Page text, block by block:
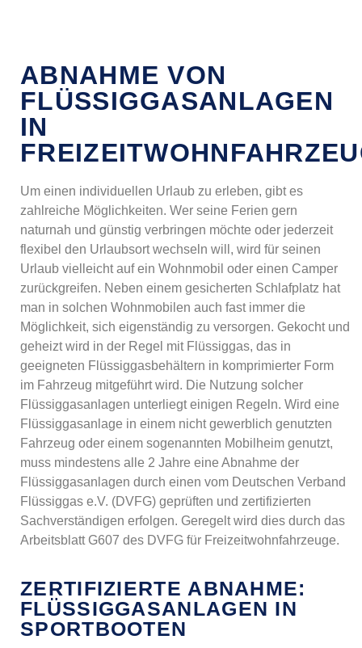
ABNAHME VON
FLÜSSIGGASANLAGEN
IN
Um einen individuellen Urlaub zu erleben, gibt es
zahlreiche Möglichkeiten. Wer seine Ferien gern
naturnah und günstig verbringen möchte oder jederzeit
flexibel den Urlaubsort wechseln will, wird für seinen
Urlaub vielleicht auf ein Wohnmobil oder einen Camper
zurückgreifen. Neben einem gesicherten Schlafplatz hat
man in solchen Wohnmobilen auch fast immer die
Möglichkeit, sich eigenständig zu versorgen. Gekocht und
geheizt wird in der Regel mit Flüssiggas, das in
geeigneten Flüssiggasbehältern in komprimierter Form
im Fahrzeug mitgeführt wird. Die Nutzung solcher
Flüssiggasanlagen unterliegt einigen Regeln. Wird eine
Flüssiggasanlage in einem nicht gewerblich genutzten
Fahrzeug oder einem sogenannten Mobilheim genutzt,
muss mindestens alle 2 Jahre eine Abnahme der
Flüssiggasanlagen durch einen vom Deutschen Verband
Flüssiggas e.V. (DVFG) geprüften und zertifizierten
Sachverständigen erfolgen. Geregelt wird dies durch das
Arbeitsblatt G607 des DVFG für Freizeitwohnfahrzeuge.
ZERTIFIZIERTE ABNAHME:
FLÜSSIGGASANLAGEN IN
SPORTBOOTEN